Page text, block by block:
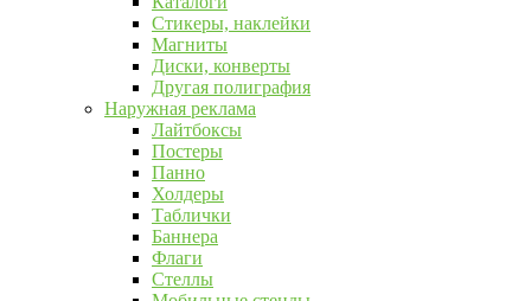
Стикеры, наклейки
Магниты
Диски, конверты
Другая полиграфия
Наружная реклама
Лайтбоксы
Постеры
Панно
Холдеры
Таблички
Баннера
Флаги
Стеллы